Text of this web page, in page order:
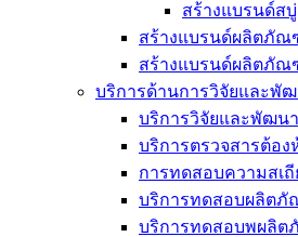
สร้างแบรนด์สบู่
สร้างแบรนด์ผลิตภัณ
สร้างแบรนด์ผลิตภัณ
บริการด้านการวิจัยและพั
บริการวิจัยและพัฒน
บริการตรวจสารต้อ
การทดสอบความสเ
บริการทดสอบผลิต
บริการทดสอบพผลิต